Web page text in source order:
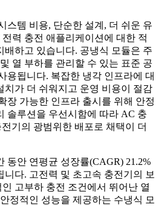
스템 비용, 단순한 설계, 더 쉬운 유
력 충전 애플리케이션에 대한 적
배하고 있습니다. 공냉식 모듈은 주
열 부하를 관리할 수 있는 표준 공
용됩니다. 복잡한 냉각 인프라에 대
치가 더 쉬워지고 운영 비용이 절감
장 가능한 인프라 출시를 위해 안정
솔루션을 우선시함에 따라 AC 충
기의 광범위한 배포로 채택이 더
동안 연평균 성장률(CAGR) 21.2%
니다. 고전력 및 초고속 충전기의 보
고부하 충전 조건에서 뛰어난 열
정적인 성능을 제공하는 수냉식 모